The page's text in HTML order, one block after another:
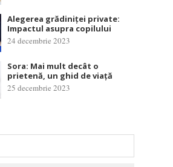
Alegerea grădiniței private:
Impactul asupra copilului
24 decembrie 2023
Sora: Mai mult decât o
prietenă, un ghid de viață
25 decembrie 2023